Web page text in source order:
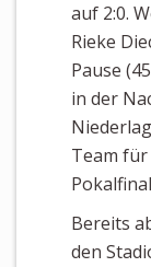
auf 2:0.
Rieke
Pause
in der
Team
Bereits
den